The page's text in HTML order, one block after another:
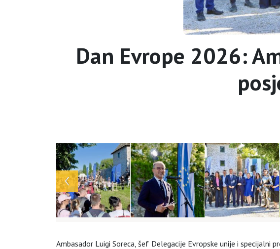
Dan Evrope 2026:
Ambasador Luigi Soreca, šef Delegacije Evropske unije i specijalni